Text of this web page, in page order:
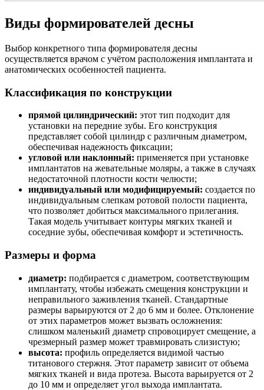
Виды формирователей десны
Выбор конкретного типа формирователя десны
осуществляется врачом с учётом расположения имплантата и
анатомических особенностей пациента.
Классификация по конструкции
прямой цилиндрический: этот тип подходит для
установки на передние зубы. Его конструкция
представляет собой цилиндр с различным диаметром,
обеспечивая надежность фиксации;
угловой или наклонный: применяется при установке
имплантатов на жевательные моляры, а также в случаях
недостаточной плотности кости челюсти;
индивидуальный или модифицируемый: создается по
индивидуальным слепкам ротовой полости пациента,
что позволяет добиться максимального прилегания.
Такая модель учитывает контуры мягких тканей и
соседние зубы, обеспечивая комфорт и эстетичность.
Размеры и форма
диаметр: подбирается с диаметром, соответствующим
имплантату, чтобы избежать смещения конструкции и
неправильного заживления тканей. Стандартные
размеры варьируются от 2 до 6 мм и более. Отклонение
от этих параметров может вызвать осложнения:
слишком маленький диаметр спровоцирует смещение, а
чрезмерный размер может травмировать слизистую;
высота: профиль определяется видимой частью
титанового стержня. Этот параметр зависит от объема
мягких тканей и вида протеза. Высота варьируется от 2
до 10 мм и определяет угол выхода имплантата.